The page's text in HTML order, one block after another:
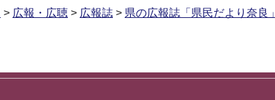
> 広報・広聴 > 広報誌 > 県の広報誌「県民だより奈良」